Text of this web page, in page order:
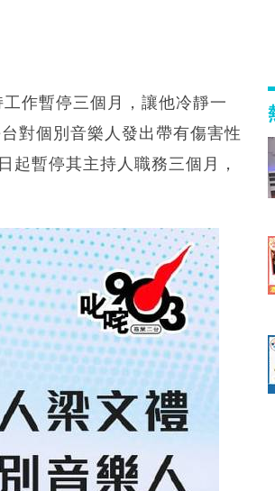
作暫停三個月，讓他冷靜一
對個別音樂人發出帶有傷害性
起暫停其主持人職務三個月，